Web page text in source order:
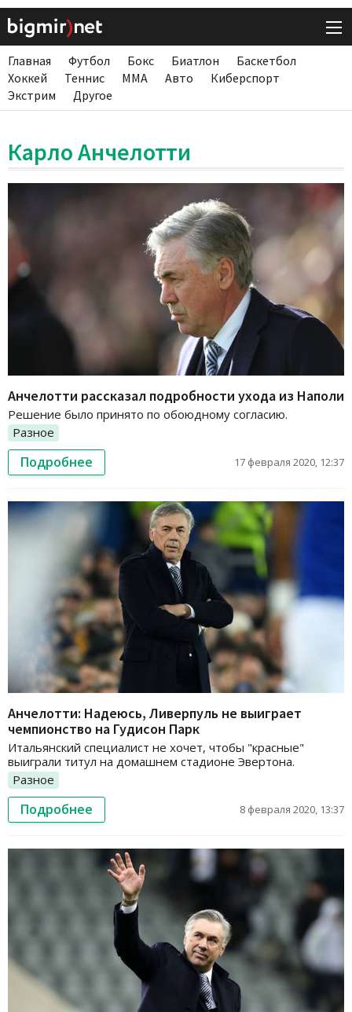
Главная Футбол Бокс Биатлон
Баскетбол
Хоккей
Теннис ММА Авто
Киберспорт
Экстрим
Другое
Карло Анчелотти
Анчелотти рассказал подробности ухода из Наполи
Решение было принято по обоюдному согласию.
Разное
Подробнее 17 февраля 2020, 12:37
Анчелотти: Надеюсь, Ливерпуль не выиграет
чемпионство на Гудисон Парк
Итальянский специалист не хочет, чтобы "красные"
выиграли титул на домашнем стадионе Эвертона.
Разное
Подробнее 8 февраля 2020, 13:37